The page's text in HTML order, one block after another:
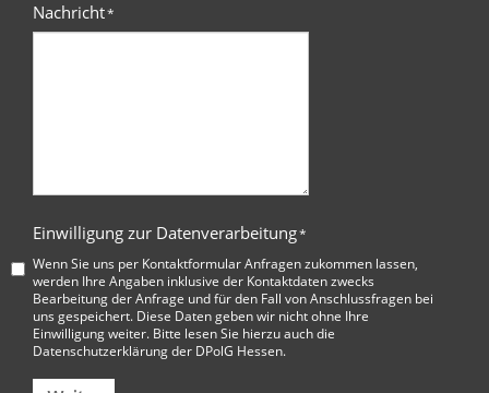
Nachricht*
Einwilligung zur Datenverarbeitung*
Wenn Sie uns per Kontaktformular Anfragen zukommen lassen,
werden Ihre Angaben inklusive der Kontaktdaten zwecks
Bearbeitung der Anfrage und für den Fall von Anschlussfragen bei
uns gespeichert. Diese Daten geben wir nicht ohne Ihre
Einwilligung weiter. Bitte lesen Sie hierzu auch die
Datenschutzerklärung der DPolG Hessen.